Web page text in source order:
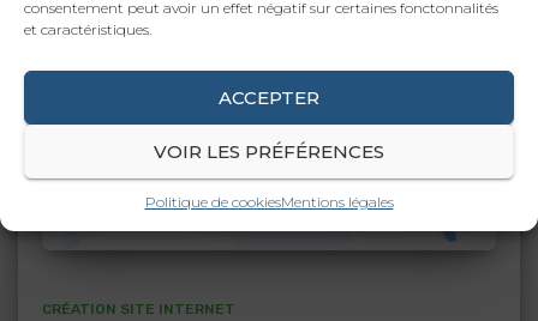
consentement peut avoir un effet négatif sur certaines fonctonnalités
et caractéristiques.
ACCEPTER
VOIR LES PRÉFÉRENCES
Politique de cookiesMentions légales
CRÉATION SITE INTERNET